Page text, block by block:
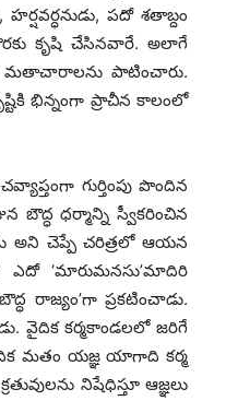
పదో శతాబ్దం
కృషి చేసినవారే. అలాగే
మతాచారాలను పాటించారు.
భిన్నంగా ప్రాచీన కాలంలో
గుర్తింపు పొందిన
బౌద్ధ ధర్మాన్ని స్వీకరించిన
అని చెప్పే చరిత్రలో ఆయన
‘మారుమనసు’మాదిరి
రాజ్యం’గా ప్రకటించాడు.
వైదిక కర్మకాండలలో జరిగే
మతం యజ్ఞ యాగాది కర్మ
నిషేధిస్తూ ఆజ్ఞలు